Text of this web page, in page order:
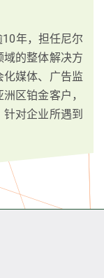
年，担任尼尔
的整体解决方
媒体、广告监
区铂金客户，
对企业所遇到